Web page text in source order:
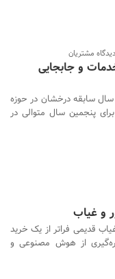
و جابجایی
مجموعه پاک پوینت با ۱۳ سال سابقه درخشان در حوزه
پنجمین سال متوالی در
قدیمی فراتر از یک خرید
از هوش مصنوعی و